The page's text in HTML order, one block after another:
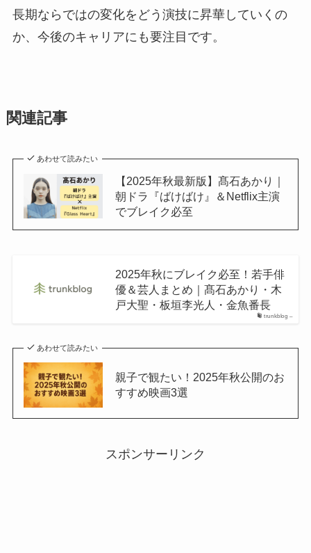
長期ならではの変化をどう演技に昇華していくの
か、今後のキャリアにも要注目です。
関連記事
あわせて読みたい
【2025年秋最新版】髙石あかり｜
朝ドラ『ばけばけ』＆Netflix主演
でブレイク必至
trunkblog –
2025年秋にブレイク必至！若手俳
優＆芸人まとめ｜髙石あかり・木
戸大聖・板垣李光人・金魚番長
あわせて読みたい
親子で観たい！2025年秋公開のお
すすめ映画3選
スポンサーリンク